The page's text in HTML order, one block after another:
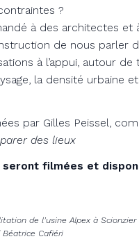
?
à des architectes et
de nous parler
à l’appui, autour de
la densité urbaine
par Gilles Peissel,
des lieux
seront filmées et
de l’usine Alpex à
Béatrice Cafiéri